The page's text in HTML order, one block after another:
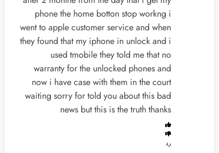
phone the home botton stop workng i
went to apple customer service and when
they found that my iphone in unlock and i
used tmobile they told me that no
warranty for the unlocked phones and
now i have case with them in the court
waiting sorry for told you about this bad
news but this is the truth thanks
رد